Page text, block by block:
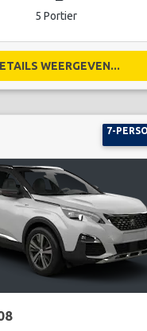
5 Portier
WEERGEVEN...
7-